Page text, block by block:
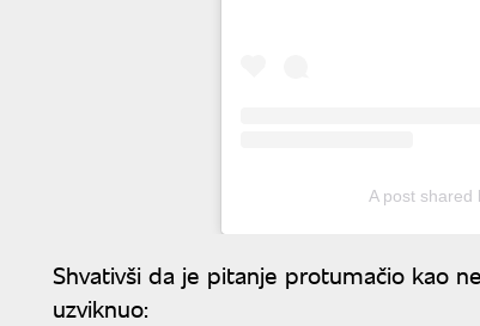
A post shared
Shvativši da je pitanje protumačio kao
uzviknuo: